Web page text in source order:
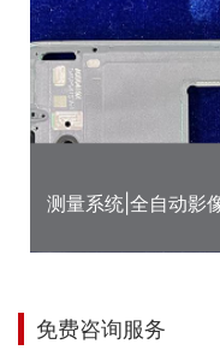
测量系统|全自动影
免费咨询服务